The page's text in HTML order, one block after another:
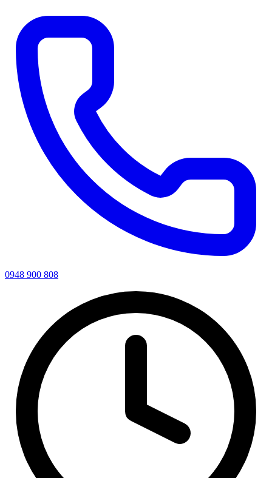
0948 900 808